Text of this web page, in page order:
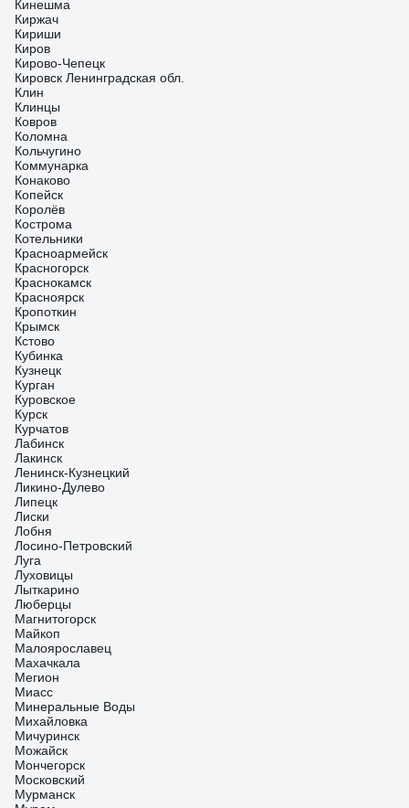
Кинешма
Киржач
Кириши
Киров
Кирово-Чепецк
Кировск Ленинградская обл.
Клин
Клинцы
Ковров
Коломна
Кольчугино
Коммунарка
Конаково
Копейск
Королёв
Кострома
Котельники
Красноармейск
Красногорск
Краснокамск
Красноярск
Кропоткин
Крымск
Кстово
Кубинка
Кузнецк
Курган
Куровское
Курск
Курчатов
Лабинск
Лакинск
Ленинск-Кузнецкий
Ликино-Дулево
Липецк
Лиски
Лобня
Лосино-Петровский
Луга
Луховицы
Лыткарино
Люберцы
Магнитогорск
Майкоп
Малоярославец
Махачкала
Мегион
Миасс
Минеральные Воды
Михайловка
Мичуринск
Можайск
Мончегорск
Московский
Мурманск